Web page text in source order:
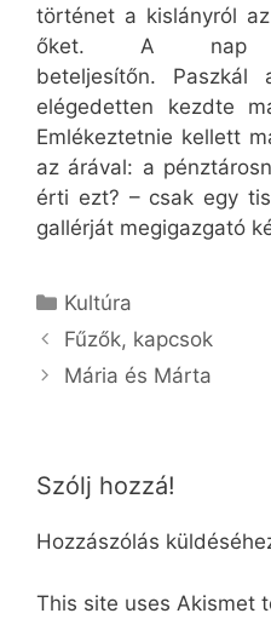
történet a kislányról
őket. A nap
beteljesítőn.
elégedetten kezdte
Emlékeztetnie kellett
az árával: a
érti ezt? – csak egy
gallérját megigazgató
Kategória
Kultúra
Fűzők, kapcsok
Mária és Márta
Szólj hozzá!
Hozzászólás
This site uses Akismet